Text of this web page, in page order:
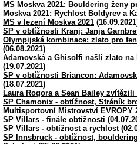
MS Moskva 2021: Bouldering ženy
Moskva 2021: Rychlost Boldyrev a
MS v lezení Moskva 2021
SP v obtížnosti Kranj: Janja
Olympijská kombinace: zlato pro
(06.08.2021)
Adamovská a Ghisolfi našli zlato
(19.07.2021)
SP v obtížnosti Briancon:
(18.07.2021)
Laura Rogora a Sean Bailey
SP Chamonix - obtížnost, Stráník
Multisportovní Mistrovství EVROPY
SP Villars - finále obtížnosti
SP Villars - obtížnost a rychlost
SP Innsbruck - obtížnost,